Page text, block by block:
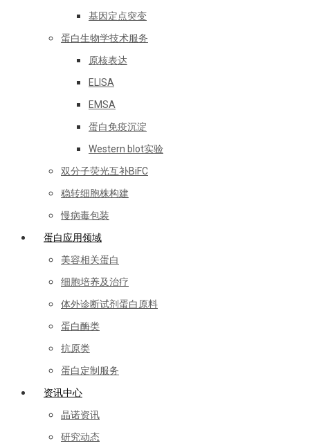
基因定点突变
蛋白生物学技术服务
原核表达
ELISA
EMSA
蛋白免疫沉淀
Western blot实验
双分子荧光互补BiFC
稳转细胞株构建
慢病毒包装
蛋白应用领域
美容相关蛋白
细胞培养及治疗
体外诊断试剂蛋白原料
蛋白酶类
抗原类
蛋白定制服务
资讯中心
晶诺资讯
研究动态